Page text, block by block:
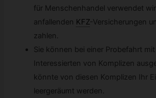
für Menschenhandel verwendet
anfallenden KFZ-Versicherungen
zahlen.
Sie können bei einer Probefahrt mit
Interessierten von Komplizen
könnte von diesen Komplizen Ihr
leergeräumt werden.